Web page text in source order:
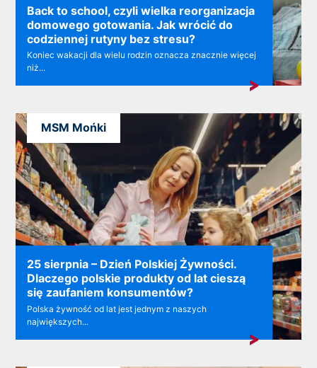
Back to school, czyli wielka reorganizacja
domowego gotowania. Jak wrócić do
codziennej rutyny bez stresu?
Koniec wakacji dla wielu rodzin oznacza znacznie więcej
niż...
25 sierpnia – Dzień Polskiej Żywności.
Dlaczego polskie produkty od lat cieszą
się zaufaniem konsumentów?
Polska żywność od lat jest jednym z naszych
największych...
MSM Mońki